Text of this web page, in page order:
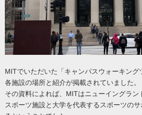
MITでいただいた「キャンパスウォーキング
各施設の場所と紹介が掲載されていました。
その資料によれば、MITはニューイングラン
スポーツ施設と大学を代表するスポーツの